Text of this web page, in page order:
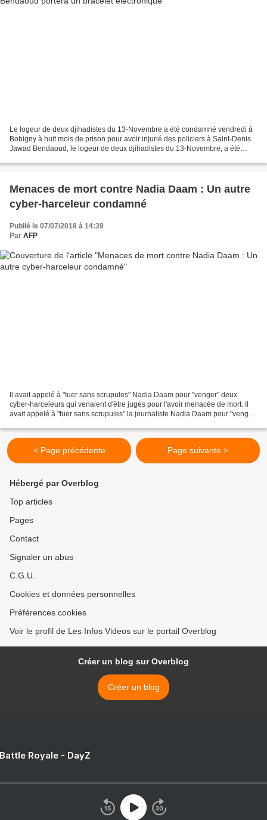
Le logeur de deux djihadistes du 13-Novembre a été condamné vendredi à
Bobigny à huit mois de prison pour avoir injurié des policiers à Saint-Denis.
Jawad Bendaoud, le logeur de deux djihadistes du 13-Novembre, a été
Menaces de mort contre Nadia Daam : Un autre
cyber-harceleur condamné
Publié le 07/07/2018 à 14:39
Par AFP
Il avait appelé à "tuer sans scrupules" Nadia Daam pour "venger" deux
cyber-harceleurs qui venaient d'être jugés pour l'avoir menacée de mort. Il
avait appelé à "tuer sans scrupules" la journaliste Nadia Daam pour "venger"
< Page précédente Page suivante >
Hébergé par Overblog
Top articles
Pages
Contact
Signaler un abus
C.G.U.
Cookies et données personnelles
Préférences cookies
Voir le profil de Les Infos Videos sur le portail Overblog
Créer un blog sur Overblog
Créer un blog
Royale - DayZ